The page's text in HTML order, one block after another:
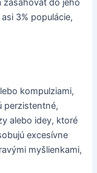
zasahovať do jeho
3% populácie,
kompulziami,
perzistentné,
alebo idey, ktoré
excesívne
myšlienkami,